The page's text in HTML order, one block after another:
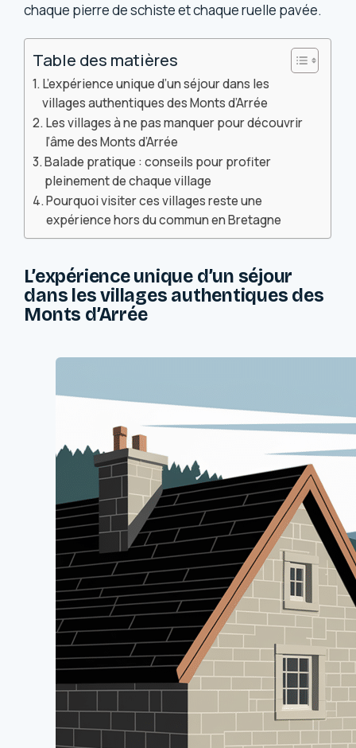
chaque pierre de schiste et chaque ruelle pavée.
Table des matières
L’expérience unique d’un séjour dans les
villages authentiques des Monts d’Arrée
Les villages à ne pas manquer pour découvrir
l’âme des Monts d’Arrée
Balade pratique : conseils pour profiter
pleinement de chaque village
Pourquoi visiter ces villages reste une
expérience hors du commun en Bretagne
L’expérience unique d’un séjour
dans les villages authentiques des
Monts d’Arrée